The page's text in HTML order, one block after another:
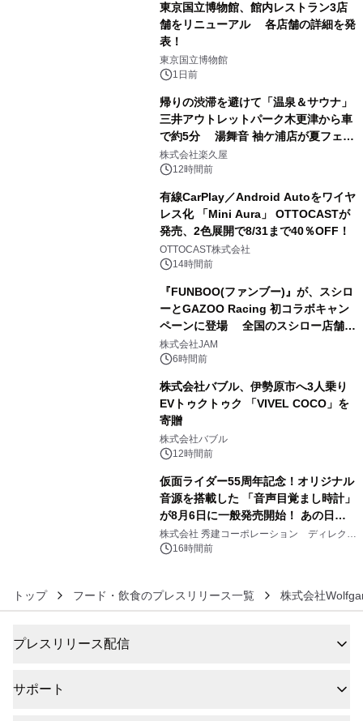
東京国立博物館、館内レストラン3店
舗をリニューアル 各店舗の詳細を発
表！
東京国立博物館
1日前
帰りの渋滞を避けて「温泉＆サウナ」
三井アウトレットパーク木更津から車
で約5分 湯舞音 袖ケ浦店が夏フェア
メニューを提供
株式会社楽久屋
12時間前
有線CarPlay／Android Autoをワイヤ
レス化 「Mini Aura」 OTTOCASTが
発売、2色展開で8/31まで40％OFF！
OTTOCAST株式会社
14時間前
『FUNBOO(ファンブー)』が、スシロ
ーとGAZOO Racing 初コラボキャン
ペーンに登場 全国のスシロー店舗で
GR 4車種の FUNBOO(ミニカー)付き
メニューが展開されます
株式会社JAM
6時間前
株式会社バブル、伊勢原市へ3人乗り
EVトゥクトゥク 「VIVEL COCO」を
寄贈
株式会社バブル
12時間前
仮面ライダー55周年記念！オリジナル
音源を搭載した 「音声目覚まし時計」
が8月6日に一般発売開始！ あの日の
大興奮が今甦る
株式会社 秀建コーポレーション ディレクト
アートギャラリー
16時間前
トップ フード・飲食のプレスリリース一覧 株式会社
プレスリリース配信
サポート